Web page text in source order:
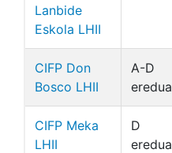
Lanbide
Eskola LHII
CIFP Don
Bosco LHII
A-D
eredua
CIFP Meka
LHII
D
eredua